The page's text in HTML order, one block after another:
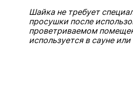
Шайка не требует
просушки после
проветриваемом
используется в сауне или